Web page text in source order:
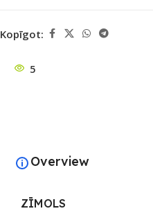
Kopīgot:
5
Overview
ZĪMOLS